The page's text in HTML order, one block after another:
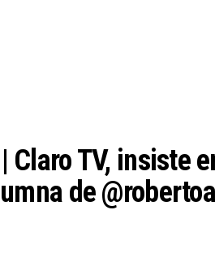
Claro TV, insiste
de